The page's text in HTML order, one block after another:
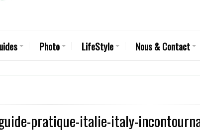
Photo LifeStyle Nous & Contact
pratique-italie-italy-